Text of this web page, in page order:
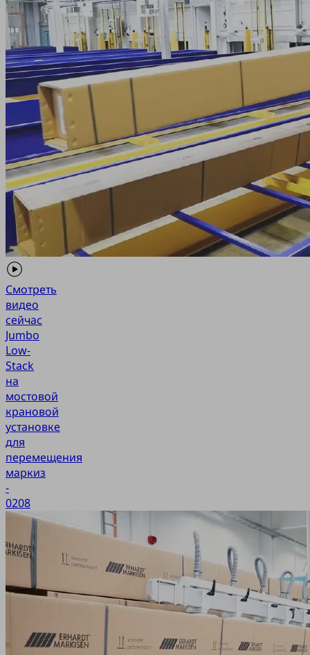
Смотреть
видео
сейчас
Jumbo
Low-
Stack
на
мостовой
крановой
установке
для
перемещения
маркиз
-
0208